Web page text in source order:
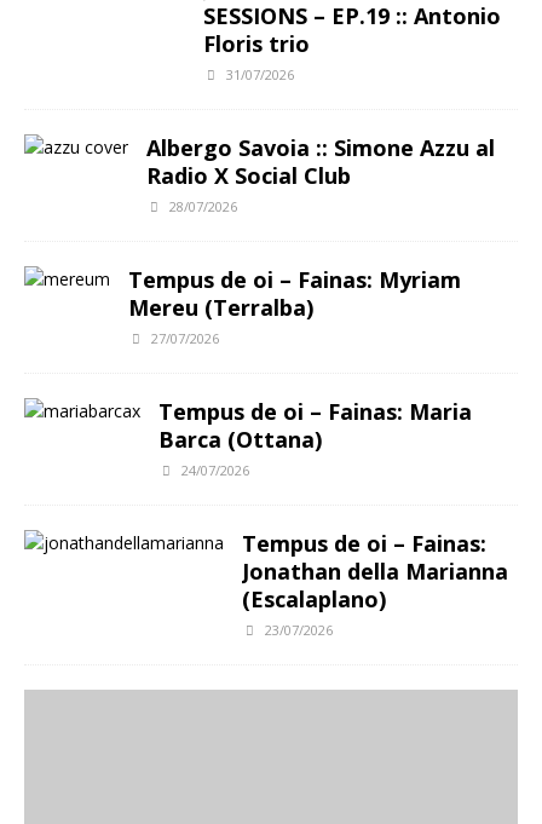
n k
SESSIONS – EP.19 :: Antonio
Floris trio
31/07/2026
Albergo Savoia :: Simone Azzu al
Radio X Social Club
28/07/2026
Tempus de oi – Fainas: Myriam
Mereu (Terralba)
27/07/2026
Tempus de oi – Fainas: Maria
Barca (Ottana)
24/07/2026
Tempus de oi – Fainas:
Jonathan della Marianna
(Escalaplano)
23/07/2026